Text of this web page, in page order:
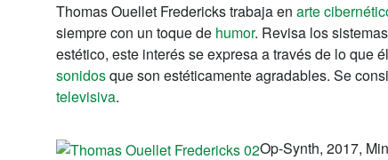
Thomas Ouellet Fredericks trabaja en arte
siempre con un toque de humor. Revisa los
estético, este interés se expresa a través de lo que
sonidosque son estéticamente agradables. Se
televisiva.
Op-Synth, 2017,